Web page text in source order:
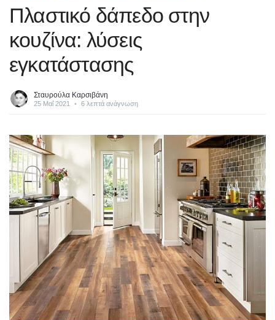
Πλαστικό δάπεδο στην
κουζίνα: λύσεις
εγκατάστασης
Σταυρούλα Καρσιβάνη
25 Μαΐ 2021 • 6 λεπτά ανάγνωση